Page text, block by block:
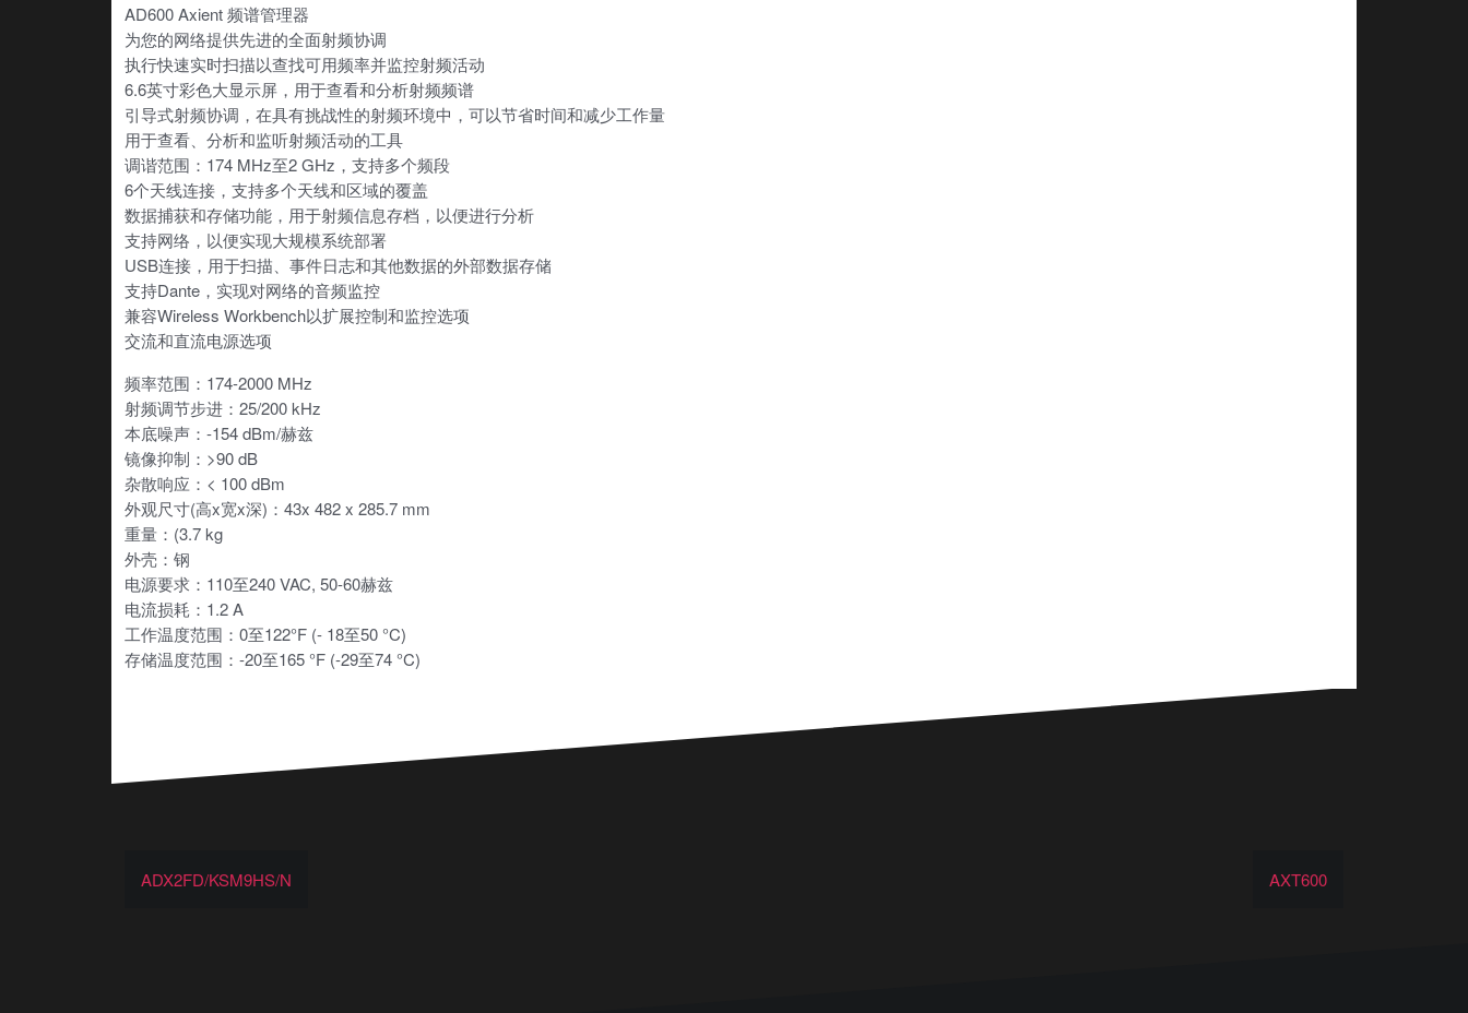
AD600 Axient 频谱管理器
为您的网络提供先进的全面射频协调
执行快速实时扫描以查找可用频率并监控射频活动
6.6英寸彩色大显示屏，用于查看和分析射频频谱
引导式射频协调，在具有挑战性的射频环境中，可以节省时间和减少工作量
用于查看、分析和监听射频活动的工具
调谐范围：174 MHz至2 GHz，支持多个频段
6个天线连接，支持多个天线和区域的覆盖
数据捕获和存储功能，用于射频信息存档，以便进行分析
支持网络，以便实现大规模系统部署
USB连接，用于扫描、事件日志和其他数据的外部数据存储
支持Dante，实现对网络的音频监控
兼容Wireless Workbench以扩展控制和监控选项
交流和直流电源选项
频率范围：174-2000 MHz
射频调节步进：25/200 kHz
本底噪声：-154 dBm/赫兹
镜像抑制：>90 dB
杂散响应：< 100 dBm
外观尺寸(高x宽x深)：43x 482 x 285.7 mm
重量：(3.7 kg
外壳：钢
电源要求：110至240 VAC, 50-60赫兹
电流损耗：1.2 A
工作温度范围：0至122°F (- 18至50 °C)
存储温度范围：-20至165 °F (-29至74 °C)
ADX2FD/KSM9HS/N AXT600